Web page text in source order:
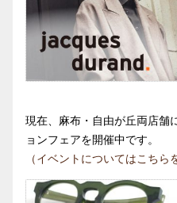
現在、麻布・自由が丘両店舗
ョンフェアを開催中です。
（イベントについてはこちら